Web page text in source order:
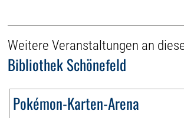
Weitere Veranstaltungen an
Bibliothek Schönefeld
Pokémon-Karten-Arena